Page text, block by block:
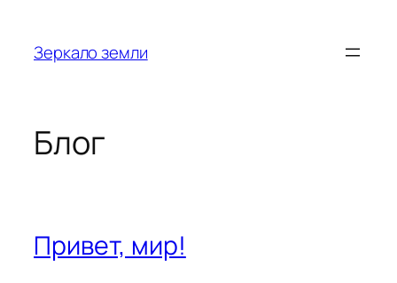
содержимому
Зеркало земли
Блог
Привет, мир!